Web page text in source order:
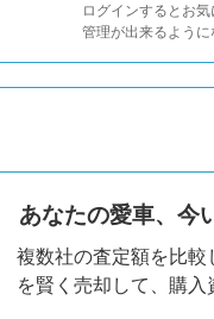
ログインするとお
管理が出来るように
あなたの愛車、今
複数社の査定額を比
を賢く売却して、購入